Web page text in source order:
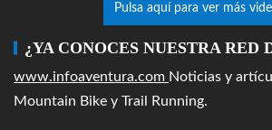
Pulsa aquí para ver más
¿YA CONOCES NUESTRA RED
www.infoaventura.com Noticias y
Mountain Bike y Trail Running.